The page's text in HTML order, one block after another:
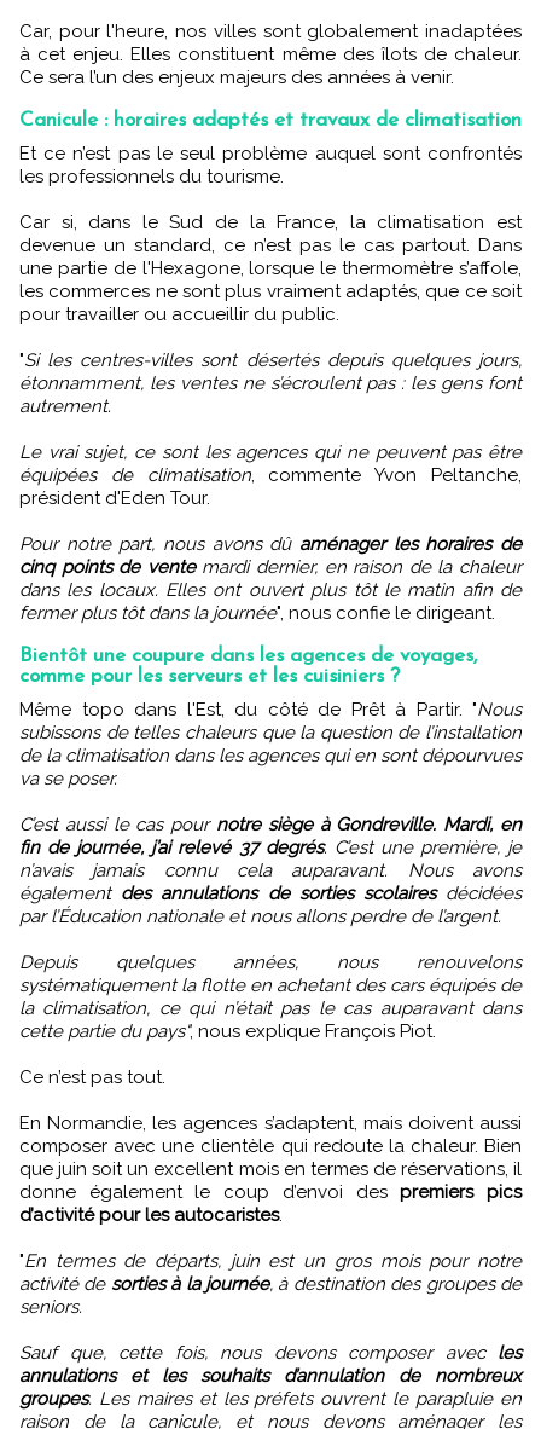
Car, pour l'heure, nos villes sont globalement inadaptées
à cet enjeu. Elles constituent même des îlots de chaleur.
Ce sera l’un des enjeux majeurs des années à venir.
Canicule : horaires adaptés et travaux de climatisation
Et ce n’est pas le seul problème auquel sont confrontés
les professionnels du tourisme.
Car si, dans le Sud de la France, la climatisation est
devenue un standard, ce n’est pas le cas partout. Dans
une partie de l'Hexagone, lorsque le thermomètre s’affole,
les commerces ne sont plus vraiment adaptés, que ce soit
pour travailler ou accueillir du public.
"Si les centres-villes sont désertés depuis quelques jours,
étonnamment, les ventes ne s’écroulent pas : les gens font
autrement.
Le vrai sujet, ce sont les agences qui ne peuvent pas être
équipées de climatisation, commente Yvon Peltanche,
président d'Eden Tour.
Pour notre part, nous avons dû aménager les horaires de
cinq points de ventemardi dernier, en raison de la chaleur
dans les locaux. Elles ont ouvert plus tôt le matin afin de
fermer plus tôt dans la journée", nous confie le dirigeant.
Bientôt une coupure dans les agences de voyages,
comme pour les serveurs et les cuisiniers ?
Même topo dans l'Est, du côté de Prêt à Partir. "Nous
subissons de telles chaleurs que la question de l’installation
de la climatisation dans les agences qui en sont dépourvues
va se poser.
C’est aussi le cas pour notre siège à Gondreville. Mardi, en
fin de journée, j’ai relevé 37 degrés. C’est une première, je
n’avais jamais connu cela auparavant. Nous avons
également des annulations de sorties scolairesdécidées
par l’Éducation nationale et nous allons perdre de l’argent.
Depuis quelques années, nous renouvelons
systématiquement la flotte en achetant des cars équipés de
la climatisation, ce qui n’était pas le cas auparavant dans
cette partie du pays", nous explique François Piot.
Ce n’est pas tout.
En Normandie, les agences s’adaptent, mais doivent aussi
composer avec une clientèle qui redoute la chaleur. Bien
que juin soit un excellent mois en termes de réservations, il
donne également le coup d’envoi despremiers pics
d’activité pour les autocaristes.
"En termes de départs, juin est un gros mois pour notre
activité de sorties à la journée, à destination des groupes de
seniors.
Sauf que, cette fois, nous devons composer avec les
annulations et les souhaits d’annulation de nombreux
groupes. Les maires et les préfets ouvrent le parapluie en
raison de la canicule, et nous devons aménager les